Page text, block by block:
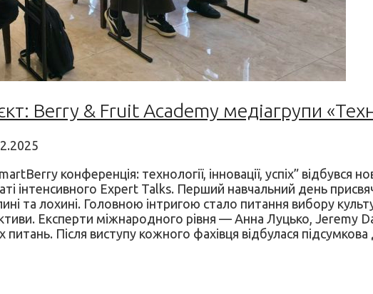
Berry & Fruit Academy медіагрупи
конференція: технології, інновації, успіх” відбувся
інтенсивного Expert Talks. Перший навчальний день
та лохині. Головною інтригою стало питання вибору
Експерти міжнародного рівня — Анна Луцько, Jeremy
Після виступу кожного фахівця відбулася